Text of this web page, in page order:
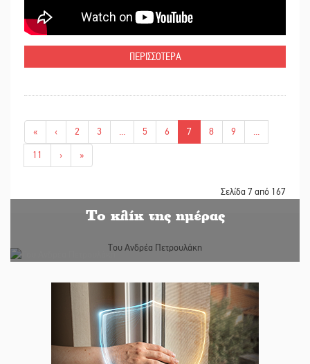
ΠΕΡΙΣΣΟΤΕΡΑ
« ‹ 2 3 ... 5 6 7 8 9
...
11
› »
Σελίδα 7 από 167
Το κλίκ της ημέρας
Του Ανδρέα Πετρουλάκη